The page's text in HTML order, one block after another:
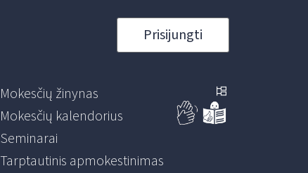
Prisijungti
Mokesčių žinynas
Mokesčių kalendorius
Seminarai
Tarptautinis apmokestinimas